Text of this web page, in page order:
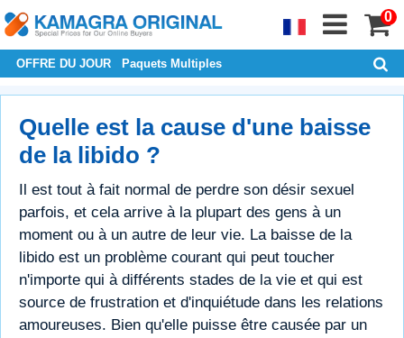
0
OFFRE DU JOUR Paquets Multiples
Quelle est la cause d'une baisse
de la libido ?
Il est tout à fait normal de perdre son désir sexuel
parfois, et cela arrive à la plupart des gens à un
moment ou à un autre de leur vie. La baisse de la
libido est un problème courant qui peut toucher
n'importe qui à différents stades de la vie et qui est
source de frustration et d'inquiétude dans les relations
amoureuses. Bien qu'elle puisse être causée par un